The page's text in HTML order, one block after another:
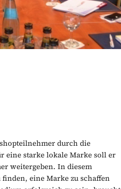
durch die
eine starke lokale Marke soll er
weitergeben. In diesem
eine Marke zu schaffen